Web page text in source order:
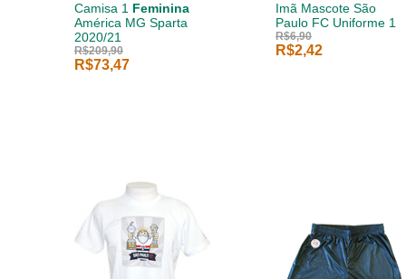
Camisa 1 Feminina
América MG Sparta
2020/21
R$209,90
R$73,47
Imã Mascote São
Paulo FC Uniforme 1
R$6,90
R$2,42